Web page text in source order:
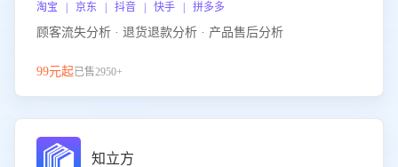
淘宝 | 京东 | 抖音 | 快手 | 拼多多
顾客流失分析 · 退货退款分析 · 产品售后分析
99元起已售2950+
知立方